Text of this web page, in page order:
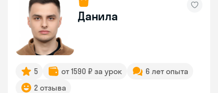
Данила
5 от 1590 ₽ за урок
6 лет опыта
2 отзыва